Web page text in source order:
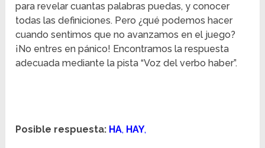
para revelar cuantas palabras puedas, y conocer
todas las definiciones. Pero ¿qué podemos hacer
cuando sentimos que no avanzamos en el juego?
¡No entres en pánico! Encontramos la respuesta
adecuada mediante la pista “Voz del verbo haber”.
Posible respuesta: HA, HAY,